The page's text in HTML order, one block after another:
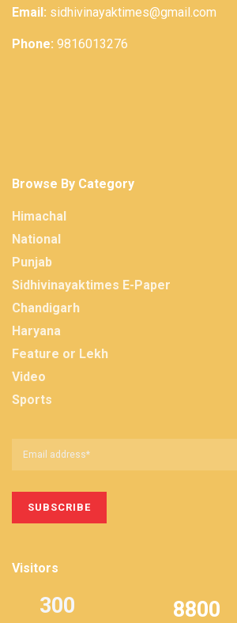
Email: sidhivinayaktimes@gmail.com
Phone: 9816013276
Browse By Category
Himachal
National
Punjab
Sidhivinayaktimes E-Paper
Chandigarh
Haryana
Feature or Lekh
Video
Sports
Visitors
300 8800